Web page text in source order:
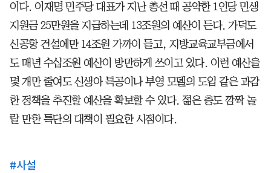
이다. 이재명 민주당 대표가 지난 총선 때 공약한 1인당 민생
지원금 25만원을 지급하는데 13조원의 예산이 든다. 가덕도
신공항 건설에만 14조원 가까이 들고, 지방교육교부금에서
도 매년 수십조원 예산이 방만하게 쓰이고 있다. 이런 예산을
몇 개만 줄여도 신생아 특공이나 부영 모델의 도입 같은 과감
한 정책을 추진할 예산을 확보할 수 있다. 젊은 층도 깜짝 놀
랄 만한 특단의 대책이 필요한 시점이다.
#사설